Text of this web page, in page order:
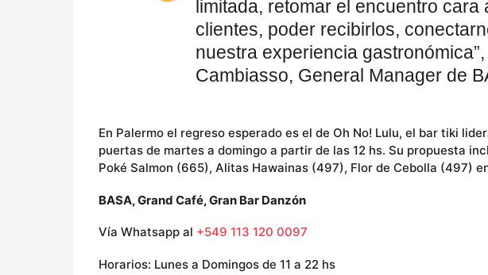
limitada, retomar el encuentro
clientes, poder recibirlos,
nuestra experiencia
Cambiasso, General Manager de
En Palermo el regreso esperado es el de Oh No! Lulu, el bar tiki
puertas de martes a domingo a partir de las 12 hs. Su propuesta
Poké Salmon (665), Alitas Hawainas (497), Flor de Cebolla (497)
BASA, Grand Café, Gran Bar Danzón
Vía Whatsapp al +549 113 120 0097
Horarios: Lunes a Domingos de 11 a 22 hs